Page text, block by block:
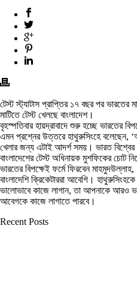
টেস্ট স্ট্যাটাস প্রাপ্তির ১৭ বছর পর ভারতের
মাটিতে টেস্ট খেলছে বাংলাদেশ।
বৃহস্পতিবার হায়দ্রাবাদে শুরু হচ্ছে ভারতের
এমন প্রশ্নের উত্তরে হাথুরুসিংহে বলেছেন,
খেলার জন্য এটাই আদর্শ সময়। ভারত
বাংলাদেশের টেস্ট অধিনায়ক মুশফিকের চোট
ভারতের বিপক্ষেই ফর্মে ফিরবেন
বাংলাদেশি ক্রিকেটাররা আবেগি।
ভালোভাবে কাজে লাগান, তা আপনাকে আরও
আবেগকে কাজে লাগাতে পারবে।
Recent Posts